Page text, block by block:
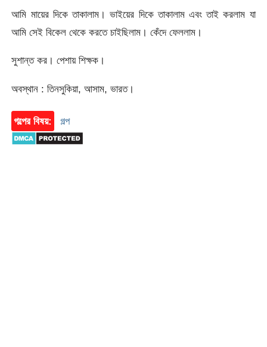
আমি মায়ের দিকে তাকালাম। ভাইয়ের দিকে তাকালাম এবং তাই করলাম যা
আমি সেই বিকেল থেকে করতে চাইছিলাম। কেঁদে ফেললাম।
সুশান্ত কর। পেশায় শিক্ষক।
অবস্থান : তিনসুকিয়া, আসাম, ভারত।
গল্পের বিষয়: গল্প